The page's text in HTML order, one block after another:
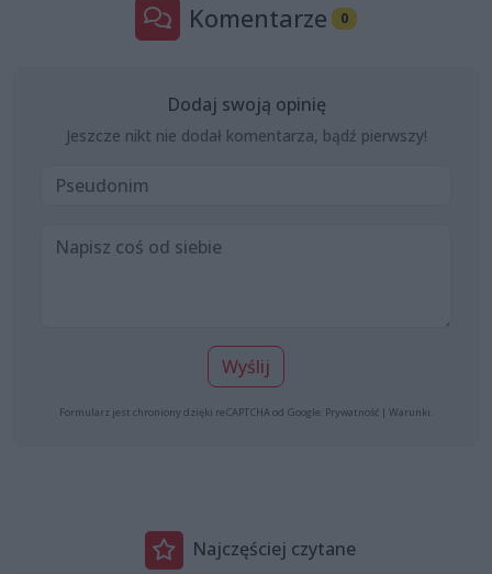
Komentarze 0
Dodaj swoją opinię
Jeszcze nikt nie dodał komentarza, bądź pierwszy!
Wyślij
Formularz jest chroniony dzięki reCAPTCHA od Google: Prywatność | Warunki
Najczęściej czytane